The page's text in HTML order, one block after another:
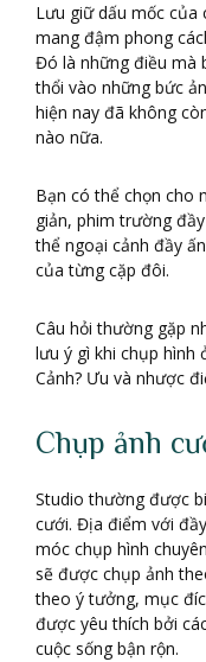
Lưu giữ dấu mốc của
mang đậm phong
Đó là những điều mà
thổi vào những bức
hiện nay đã không
nào nữa.
Bạn có thể chọn cho
giản, phim trường
thể ngoại cảnh đầy
của từng cặp đôi.
Câu hỏi thường gặp
lưu ý gì khi chụp hình
Cảnh? Ưu và nhược
Chụp ảnh
Studio thường được
cưới. Địa điểm với
móc chụp hình
sẽ được chụp ảnh
theo ý tưởng, mục
được yêu thích bởi
cuộc sống bận rộn.